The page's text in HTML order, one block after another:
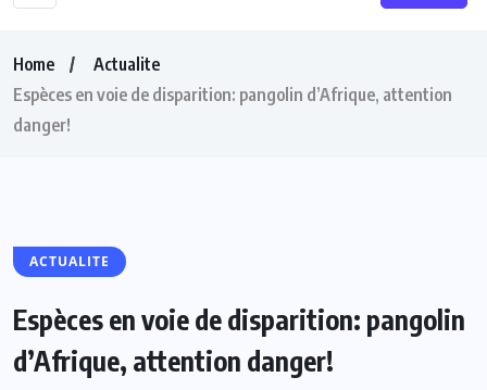
Home
Actualite
Espèces en voie de disparition: pangolin d’Afrique, attention
danger!
ACTUALITE
Espèces en voie de disparition: pangolin
d’Afrique, attention danger!